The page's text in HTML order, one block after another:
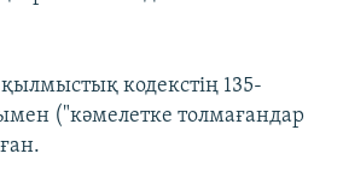
кодекстің 135-
("кәмелетке толмағандар